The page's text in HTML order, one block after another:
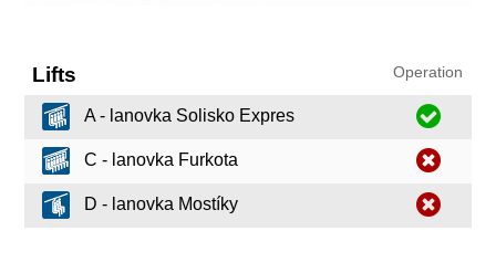
Lifts Operation
A - lanovka Solisko Expres
C - lanovka Furkota
D - lanovka Mostíky